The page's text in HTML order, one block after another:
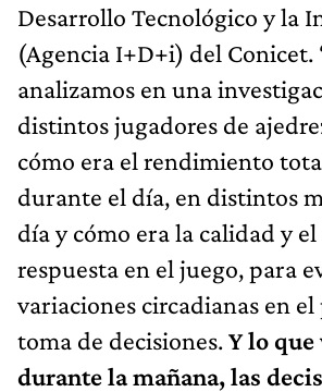
Desarrollo Tecnológico y la
(Agencia I+D+i) del Conicet.
analizamos en una
distintos jugadores de
cómo era el rendimiento
durante el día, en distintos
día y cómo era la calidad y
respuesta en el juego, para
variaciones circadianas en el
toma de decisiones.Y lo que
durante la mañana, las